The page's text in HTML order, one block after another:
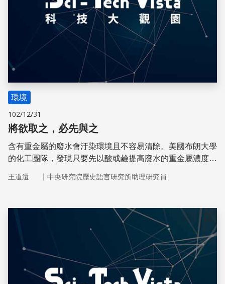
環境
102/12/31
將欲取之，必先與之
含有重金屬的廢水會汙染環境且不容易清除。美國布朗大學
的化工團隊，發現只要先以酸或鹼提高廢水的重金屬濃度；
成果。
王道還 ｜ 中央研究院歷史語言研究所助理研究員
儲存